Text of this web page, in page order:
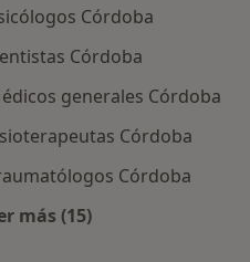
Córdoba
Córdoba
generales Córdoba
Córdoba
Córdoba
más (15)